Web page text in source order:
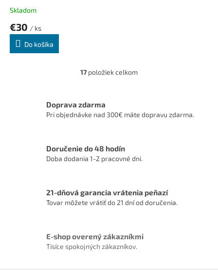
narážací oblý
Skladom
€30 / ks
Do košíka
O
d
e
p
y
v
i
s
u
17 položiek celkom
Doprava zdarma
Pri objednávke nad 300€ máte dopravu zdarma.
Doručenie do 48 hodín
Doba dodania 1-2 pracovné dni.
21-dňová garancia vrátenia peňazí
Tovar môžete vrátiť do 21 dní od doručenia.
E-shop overený zákazníkmi
Tisíce spokojných zákazníkov.